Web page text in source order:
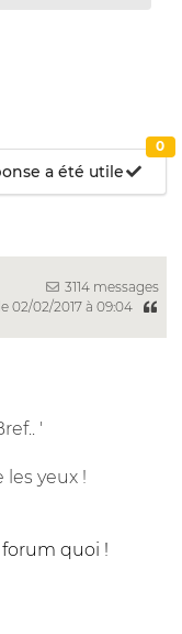
a été utile
0
3114 messages
le 02/02/2017 à 09:04
'
yeux !
quoi !